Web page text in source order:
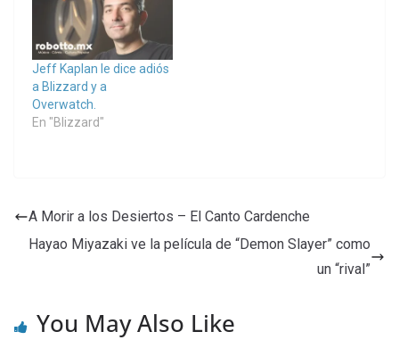
Jeff Kaplan le dice adiós
a Blizzard y a
Overwatch.
En "Blizzard"
A Morir a los Desiertos – El Canto Cardenche
Hayao Miyazaki ve la película de “Demon Slayer” como
un “rival”
You May Also Like